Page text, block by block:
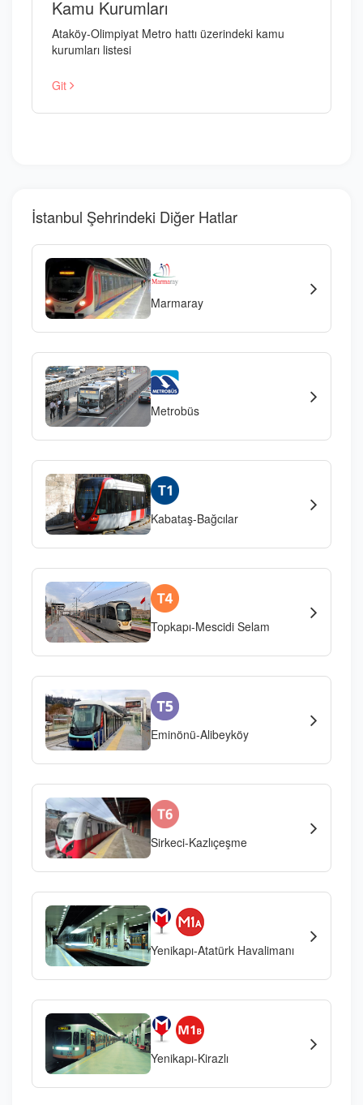
Kamu Kurumları
Ataköy-Olimpiyat Metro hattı üzerindeki kamu
kurumları listesi
Git
İstanbul Şehrindeki Diğer Hatlar
Marmaray
Metrobüs
Kabataş-Bağcılar
Topkapı-Mescidi Selam
Eminönü-Alibeyköy
Sirkeci-Kazlıçeşme
Yenikapı-Atatürk Havalimanı
Yenikapı-Kirazlı